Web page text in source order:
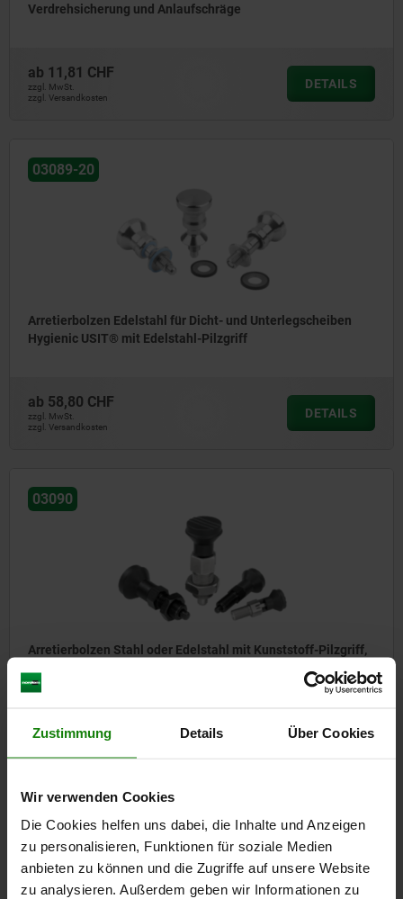
Zustimmung Details Über Cookies
Wir verwenden Cookies
Die Cookies helfen uns dabei, die Inhalte und Anzeigen
zu personalisieren, Funktionen für soziale Medien
anbieten zu können und die Zugriffe auf unsere Website
zu analysieren. Außerdem geben wir Informationen zu
Verdrehsicherung und Anlaufschräge
ab 11,81 CHF
zzgl. MwSt.
zzgl. Versandkosten
DETAILS
03089-20
Arretierbolzen Edelstahl für Dicht- und Unterlegscheiben
Hygienic USIT® mit Edelstahl-Pilzgriff
ab 58,80 CHF
zzgl. MwSt.
zzgl. Versandkosten
DETAILS
03090
Arretierbolzen Stahl oder Edelstahl mit Kunststoff-Pilzgriff,
ab8,70 CHF
zzgl. Versandkosten
DETAILS
03090